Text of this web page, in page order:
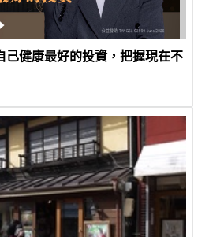
己健康最好的投資，把握現在不